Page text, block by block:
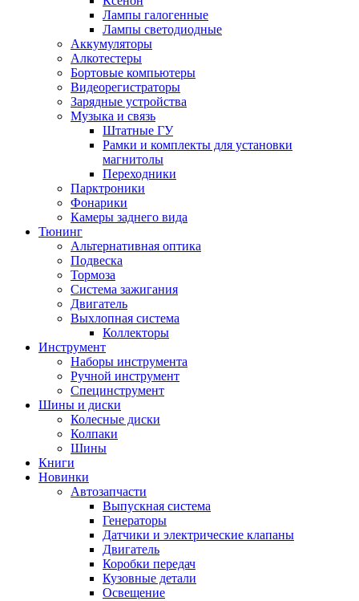
Лампы галогенные
Лампы светодиодные
Аккумуляторы
Алкотестеры
Бортовые компьютеры
Видеорегистраторы
Зарядные устройства
Музыка и связь
Штатные ГУ
Рамки и комплекты для установки
магнитолы
Переходники
Парктроники
Фонарики
Камеры заднего вида
Тюнинг
Альтернативная оптика
Подвеска
Тормоза
Система зажигания
Двигатель
Выхлопная система
Коллекторы
Инструмент
Наборы инструмента
Ручной инструмент
Специнструмент
Шины и диски
Колесные диски
Колпаки
Шины
Книги
Новинки
Автозапчасти
Выпускная система
Генераторы
Датчики и электрические клапаны
Двигатель
Коробки передач
Кузовные детали
Освещение